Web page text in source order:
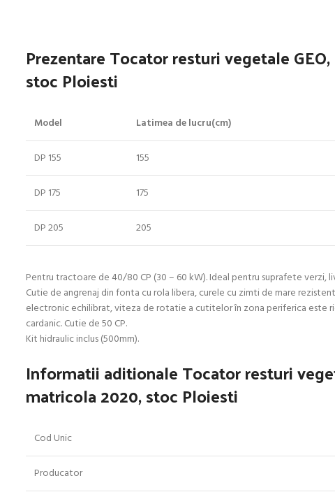
PrezentareTocator resturi vegetale
stoc Ploiesti
Model Latimea de lucru(cm)
DP 155 155
DP 175 175
DP 205 205
Pentru tractoare de 40/80 CP (30 – 60 kW). Ideal pentru suprafete verzi,
Cutie de angrenaj din fonta cu rola libera, curele cu zimti de mare
electronic echilibrat, viteza de rotatie a cutitelor în zona periferica este
cardanic. Cutie de 50 CP.
Kit hidraulic inclus (500mm).
Informatii aditionaleTocator resturi
matricola 2020, stoc Ploiesti
Cod Unic
Producator